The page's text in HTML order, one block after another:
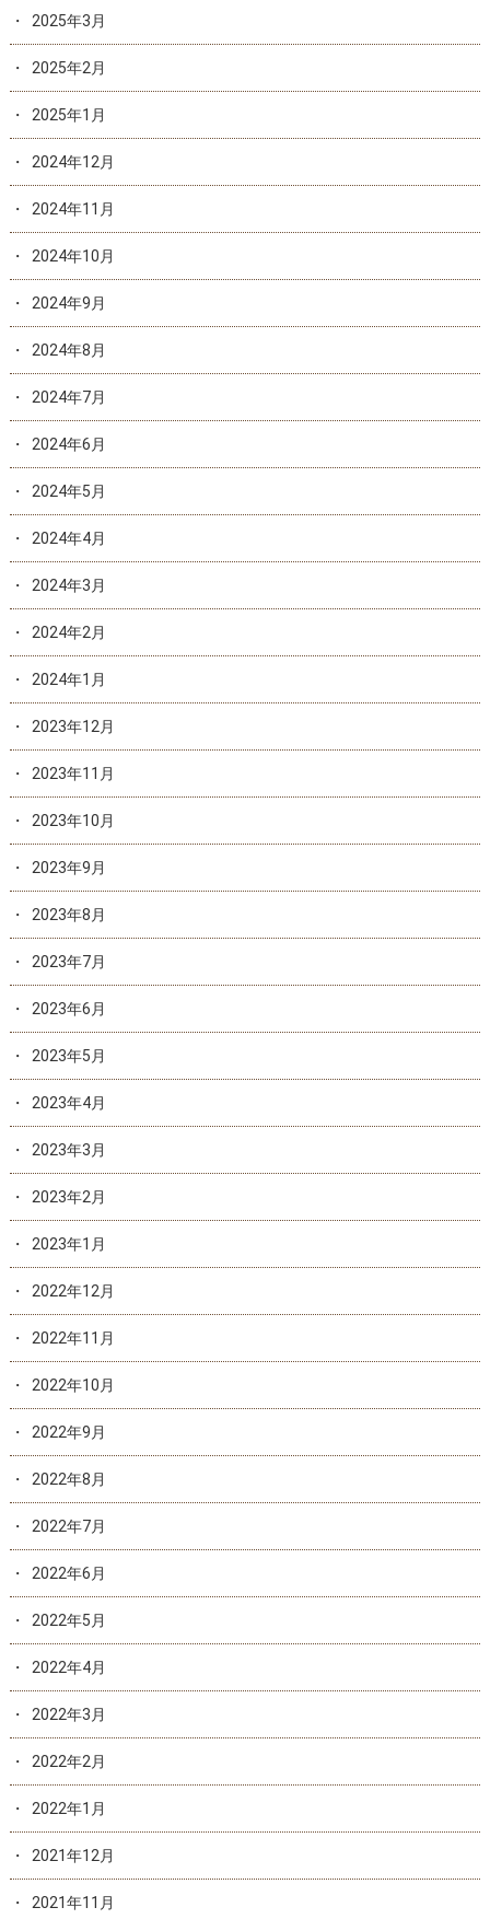
2025年3月
2025年2月
2025年1月
2024年12月
2024年11月
2024年10月
2024年9月
2024年8月
2024年7月
2024年6月
2024年5月
2024年4月
2024年3月
2024年2月
2024年1月
2023年12月
2023年11月
2023年10月
2023年9月
2023年8月
2023年7月
2023年6月
2023年5月
2023年4月
2023年3月
2023年2月
2023年1月
2022年12月
2022年11月
2022年10月
2022年9月
2022年8月
2022年7月
2022年6月
2022年5月
2022年4月
2022年3月
2022年2月
2022年1月
2021年12月
2021年11月